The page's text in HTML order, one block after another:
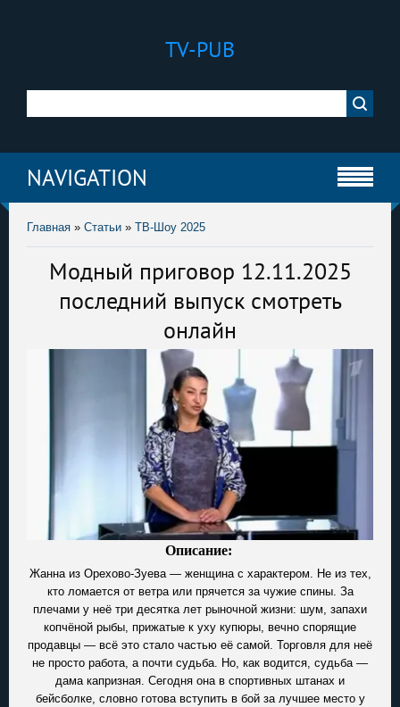
TV-PUB
NAVIGATION
Главная » Статьи » ТВ-Шоу 2025
Модный приговор 12.11.2025
последний выпуск смотреть
онлайн
Описание:
Жанна из Орехово-Зуева — женщина с характером. Не из тех,
кто ломается от ветра или прячется за чужие спины. За
плечами у неё три десятка лет рыночной жизни: шум, запахи
копчёной рыбы, прижатые к уху купюры, вечно спорящие
продавцы — всё это стало частью её самой. Торговля для неё
не просто работа, а почти судьба. Но, как водится, судьба —
дама капризная. Сегодня она в спортивных штанах и
бейсболке, словно готова вступить в бой за лучшее место у